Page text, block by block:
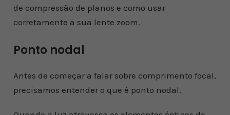
de compressão de planos e como usar
corretamente a sua lente zoom.
Ponto nodal
Antes de começar a falar sobre comprimento focal,
precisamos entender o que é ponto nodal.